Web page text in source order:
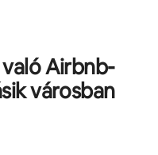
Airbnb-
városban